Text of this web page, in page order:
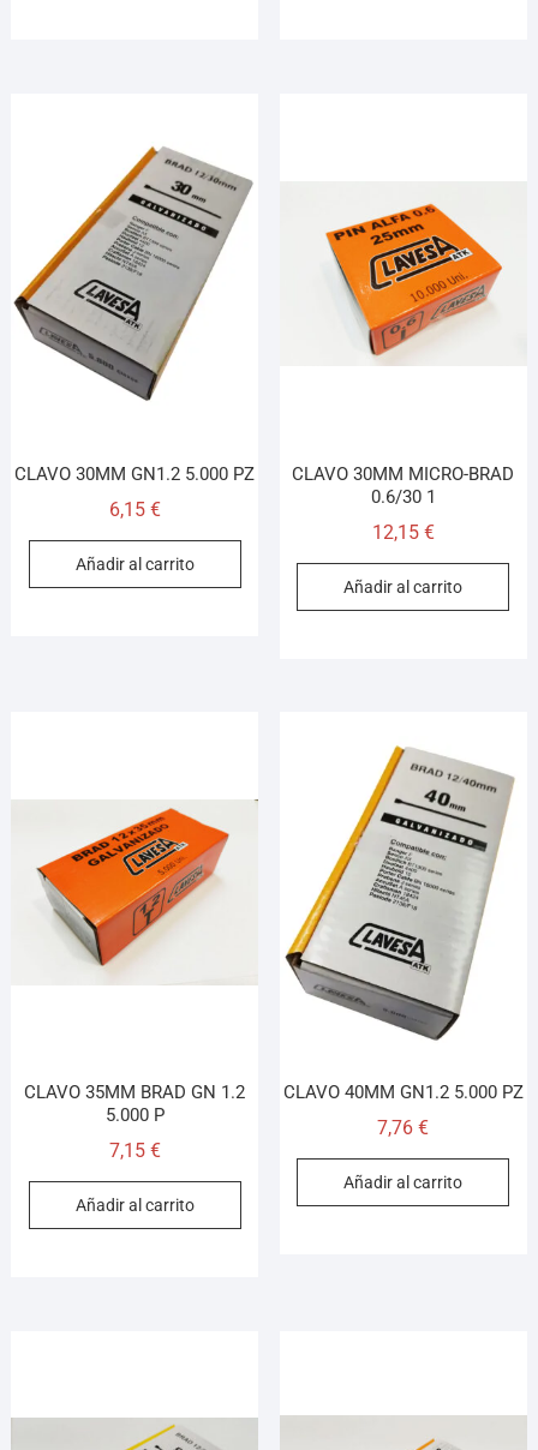
CLAVO 30MM GN1.2 5.000 PZ
6,15 €
Añadir al carrito
CLAVO 30MM MICRO-BRAD
0.6/30 1
12,15 €
Añadir al carrito
CLAVO 35MM BRAD GN 1.2
5.000 P
7,15 €
Añadir al carrito
CLAVO 40MM GN1.2 5.000 PZ
7,76€
Añadir al carrito